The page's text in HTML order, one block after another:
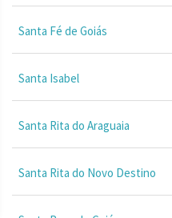
Santa Fé de Goiás
Santa Isabel
Santa Rita do Araguaia
Santa Rita do Novo Destino